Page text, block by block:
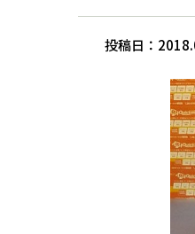
投稿日：